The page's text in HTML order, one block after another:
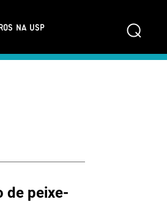
NA USP ⌕
de peixe-